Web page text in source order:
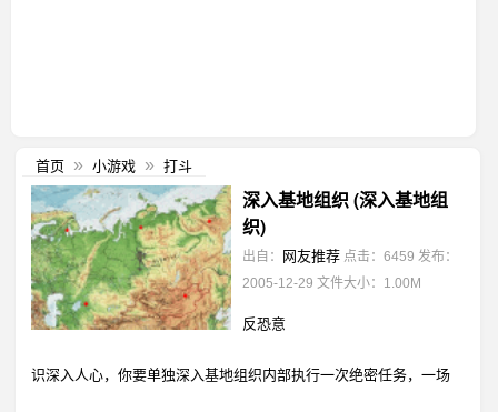
首页 » 小游戏 » 打斗
深入基地组织 (深入基地组
织)
出自： 网友推荐 点击：6459 发布：
2005-12-29 文件大小：1.00M
反恐意
识深入人心，你要单独深入基地组织内部执行一次绝密任务，一场